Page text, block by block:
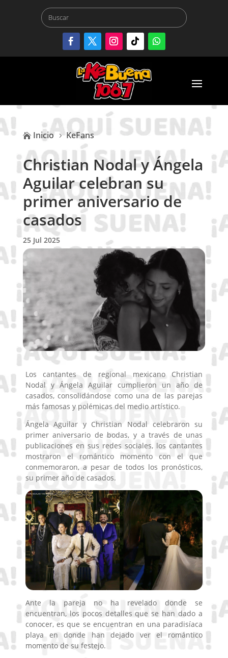
 Inicio 5 KeFans
Christian Nodal y Ángela
Aguilar celebran su
primer aniversario de
casados
25 Jul 2025
Los cantantes de regional mexicano Christian
Nodal y Ángela Aguilar cumplieron un año de
casados, consolidándose como una de las parejas
más famosas y polémicas del medio artístico.
Ángela Aguilar y Christian Nodal celebraron su
primer aniversario de bodas, y a través de unas
publicaciones en sus redes sociales, los cantantes
mostraron el romántico momento con el que
conmemoraron, a pesar de todos los pronósticos,
su primer año de casados.
Ante la pareja no ha revelado donde se
encuentran, los pocos detalles que se han dado a
conocer, es que se encuentran en una paradisíaca
playa en donde han dejado ver el romántico
momento de su festejo.